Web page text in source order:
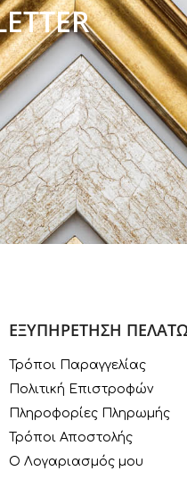
ΕΞΥΠΗΡΕΤΗΣΗ
Τρόποι Παραγγελίας
Πολιτική Επιστροφών
Πληροφορίες Πληρωμής
Τρόποι Αποστολής
Ο Λογαριασμός μου